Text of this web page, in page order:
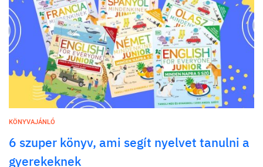
KÖNYVAJÁNLÓ
6 szuper könyv, ami segít nyelvet tanulni a
gyerekeknek